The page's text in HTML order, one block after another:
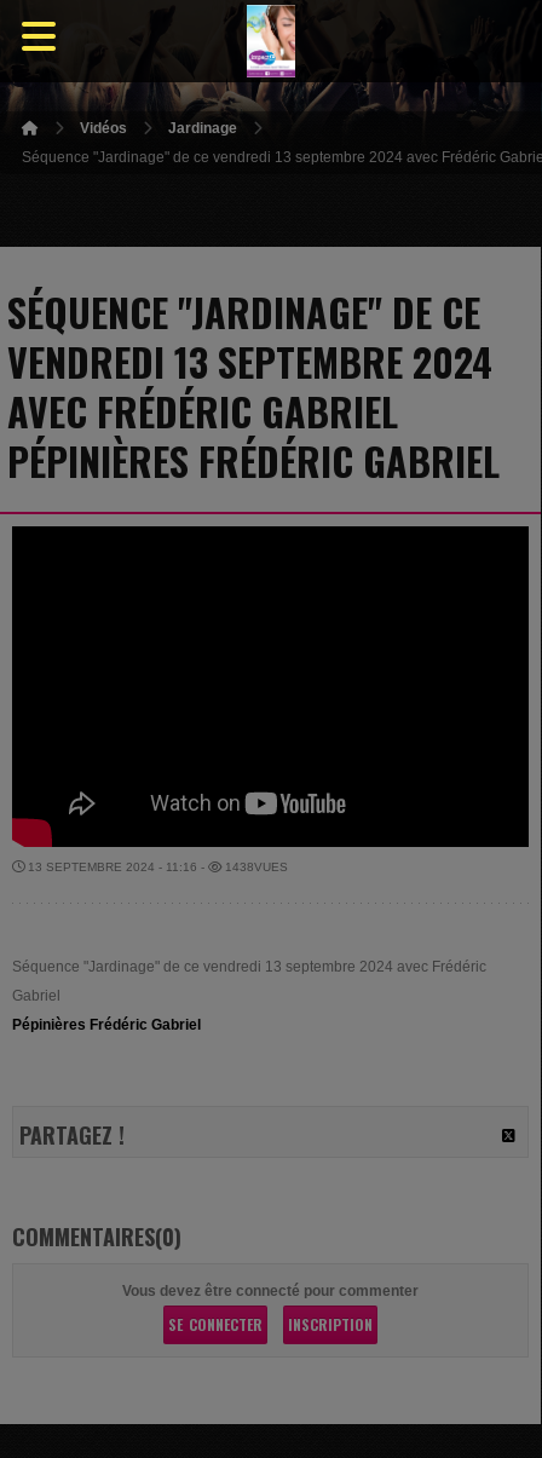
Vidéos
Jardinage
Séquence "Jardinage" de ce vendredi 13 septembre 2024 avec Frédéric
SÉQUENCE "JARDINAGE" DE CE
VENDREDI 13 SEPTEMBRE 2024
AVEC FRÉDÉRIC GABRIEL
PÉPINIÈRES FRÉDÉRIC GABRIEL
13 SEPTEMBRE 2024 - 11:16 - 1438VUES
Séquence "Jardinage" de ce vendredi 13 septembre 2024 avec Frédéric
Gabriel
Pépinières Frédéric Gabriel
PARTAGEZ !
COMMENTAIRES(0)
Vous devez être connecté pour commenter
SE CONNECTER INSCRIPTION